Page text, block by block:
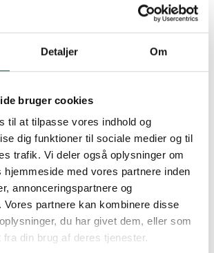
Detaljer Om
bruger cookies
til at tilpasse vores indhold og
dig funktioner til sociale medier og til
trafik. Vi deler også oplysninger om
hjemmeside med vores partnere inden
annonceringspartnere og
Vores partnere kan kombinere disse
du har givet dem, eller som
din brug af deres tjenester.
kundeservice@uglecare.dk
lave priser*
ikke ernæringsprodukter.
udvalg af kendte
tilbyder et stort udvalg af kendte
vitaminer og andre spændende
– altid til fast lav pris.